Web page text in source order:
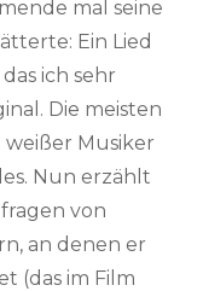
mal seine
Ein Lied
ich sehr
Die meisten
weißer Musiker
Nun erzählt
von
an denen er
(das im Film